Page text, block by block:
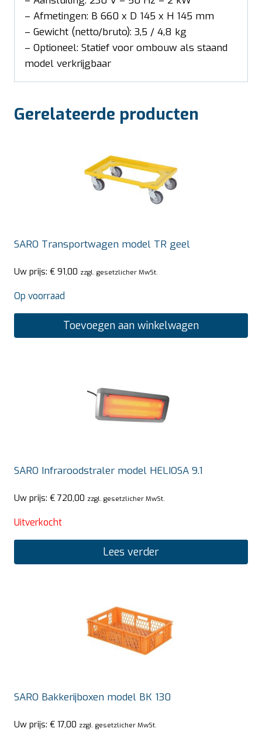
– Afmetingen: B 660 x D 145 x H 145 mm
– Gewicht (netto/bruto): 3,5 / 4,8 kg
– Optioneel: Statief voor ombouw als staand
model verkrijgbaar
Gerelateerde producten
SARO Transportwagen model TR geel
Uw prijs: € 91,00 zzgl. gesetzlicher MwSt.
Op voorraad
Toevoegen aan winkelwagen
SARO Infraroodstraler model HELIOSA 9.1
Uw prijs: € 720,00 zzgl. gesetzlicher MwSt.
Uitverkocht
Lees verder
SARO Bakkerijboxen model BK 130
Uw prijs: € 17,00 zzgl. gesetzlicher MwSt.